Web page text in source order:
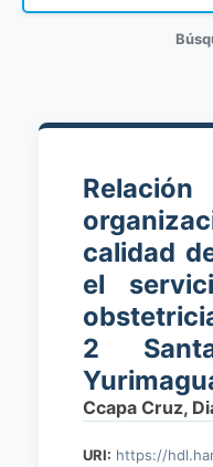
calidad
el
2
Ccapa Cruz,
URI: https://